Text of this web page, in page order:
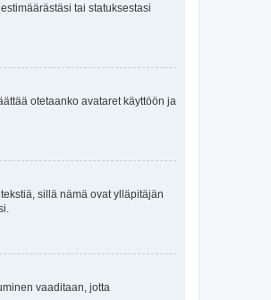
tai statuksestasi
otetaanko avataret käyttöön ja
sillä nämä ovat ylläpitäjän
vaaditaan, jotta